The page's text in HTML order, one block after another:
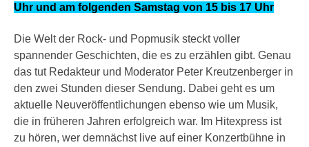
Uhr und am folgenden Samstag von 15 bis 17 Uhr
Die Welt der Rock- und Popmusik steckt voller
spannender Geschichten, die es zu erzählen gibt. Genau
das tut Redakteur und Moderator Peter Kreutzenberger in
den zwei Stunden dieser Sendung. Dabei geht es um
aktuelle Neuveröffentlichungen ebenso wie um Musik,
die in früheren Jahren erfolgreich war. Im Hitexpress ist
zu hören, wer demnächst live auf einer Konzertbühne in